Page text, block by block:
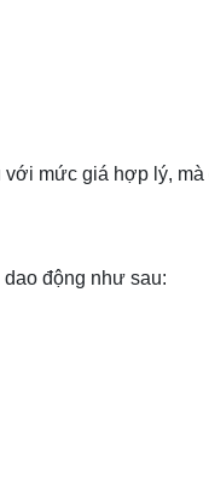
mức giá hợp lý, mà
động như sau: